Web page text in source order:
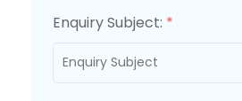
Enquiry Subject: *